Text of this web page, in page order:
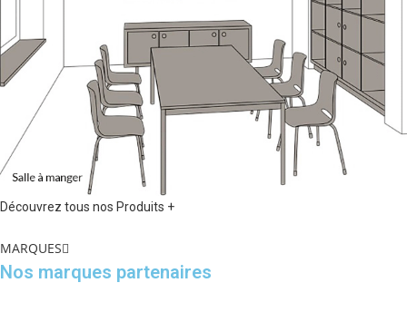
Découvrez tous nos Produits +
MARQUES
Nos marques partenaires